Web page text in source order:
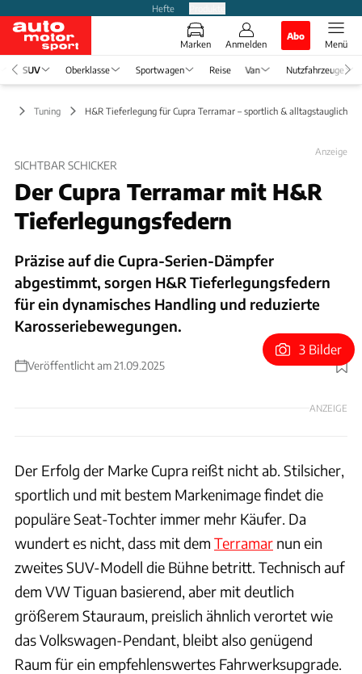
Hefte
Marken Anmelden
Abo
Menü
SUV Oberklasse Sportwagen Reise Van Nutzfahrzeuge
Tuning H&R Tieferlegung für Cupra Terramar – sportlich & alltagstauglich
Anzeige
SICHTBAR SCHICKER
Der Cupra Terramar mit H&R
Tieferlegungsfedern
Präzise auf die Cupra-Serien-Dämpfer
abgestimmt, sorgen H&R Tieferlegungsfedern
für ein dynamisches Handling und reduzierte
Karosseriebewegungen.
Veröffentlicht am 21.09.2025
Foto: H&R
3 Bilder
ANZEIGE
Der Erfolg der Marke Cupra reißt nicht ab. Stilsicher,
sportlich und mit bestem Markenimage findet die
populäre Seat-Tochter immer mehr Käufer. Da
wundert es nicht, dass mit dem Terramar nun ein
zweites SUV-Modell die Bühne betritt. Technisch auf
dem VW Tiguan basierend, aber mit deutlich
größerem Stauraum, preislich ähnlich verortet wie
das Volkswagen-Pendant, bleibt also genügend
Raum für ein empfehlenswertes Fahrwerksupgrade.